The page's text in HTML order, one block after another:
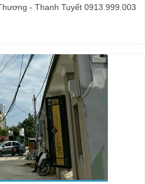
- Thanh Tuyết 0913.999.003